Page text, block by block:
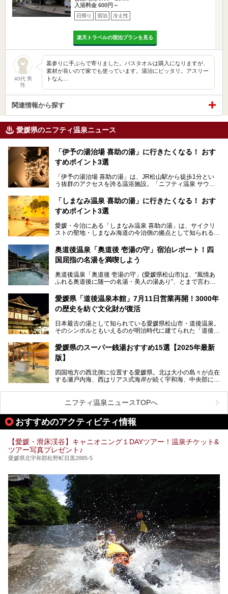
入浴料金 600円～
日帰り 宿泊 冷え性
楽天トラベルの宿泊プランを見る
40代 男
性
墓参りに手ぶらで寄りました。バスタオルは購入になりますが、
素材が良いので家でも使っています。湯治にピッタリ。アスリー
トなん…
関連情報から探す
愛媛県のニフティ温泉ニュース
「伊予の湯治場 喜助の湯」に行きたくなる！ おす
すめポイント3選
「伊予の湯治場 喜助の湯」は、JR松山駅から徒歩1分とい
う抜群のアクセスを誇る温浴施設。「ニフティ温泉 サウナ
ナーが訪れる人気スポットです。天然温泉・サウナ・岩盤
浴・食事・宿泊まで“癒しのすべて”がそろう人気施設の中で
も、特におすすめしたい3つのポイントについて厳選してお
「しまなみ温泉 喜助の湯」に行きたくなる！ おす
すめポイント3選
愛媛・今治にある「しまなみ温泉 喜助の湯」は、サイクリ
ストの聖地・しまなみ海道の今治側の拠点として知られる人
ばれていて、自転車ロッカーや工具、給水サービスなど、旅
人に嬉しい工夫がたっぷり。お風呂は内湯から半露天、サウ
ナまで種類豊富で広々空間。泉質も温度もバリエーション豊
ポイントについて厳選してお届けします。読めばきっと、行
きたくなること間違いなし！
奥道後温泉「奥道後 壱湯の守」宿泊レポート！四
国屈指の名湯を満喫しよう
奥道後温泉「奥道後 壱湯の守」(愛媛県松山市)は、“風情あ
ふれる奥道後に随一の名湯・美人の湯あり”、とまで言われ
露天風呂。日々の生活から隔離された非日常感を味わえま
す。
ト。今回はニフティ温泉ライターである筆者自ら宿泊し、名
物の大露天風呂「翠明の湯」の全浴槽をご紹介。また、パブ
その魅力をご紹介します！
愛媛県「道後温泉本館」7月11日営業再開！3000年
の歴史を紡ぐ文化財が復活
日本最古の湯として知られている愛媛県松山市・道後温泉。
そのシンボルともいえるのが明治時代に建てられた「道後温
いた保存修理工事が終わり、いよいよ2024年7月11日から
全館営業再開となります。
愛媛県のスーパー銭湯おすすめ15選【2025年最新
版】
四国地方の西北側に位置する愛媛県。北は大小の島々が点在
する瀬戸内海、西はリアス式海岸が続く宇和海、中央部には
な自然と、温暖な気候が魅力の県です。
日本最古の温泉といわれる道後温泉を筆頭に、多くの温泉が
ある愛媛県は、スーパー銭湯も豊富です。中には、中四国地
方を代表する人気の施設も。今回は、愛媛県の誇るスーパー
銭湯をピックアップしました。
ニフティ温泉ニュースTOPへ
おすすめのアクティビティ情報
【愛媛・滑床渓谷】キャニオニング１DAYツアー！温泉チケット&
ツアー写真プレゼント♪
愛媛県北宇和郡松野町目黒2885-5